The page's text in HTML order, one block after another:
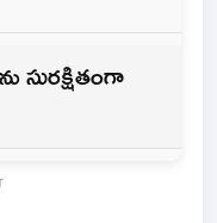
సురక్షితంగా